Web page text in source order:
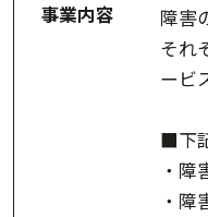
事業内容
障害
それ
ービ
■下
・障
・障